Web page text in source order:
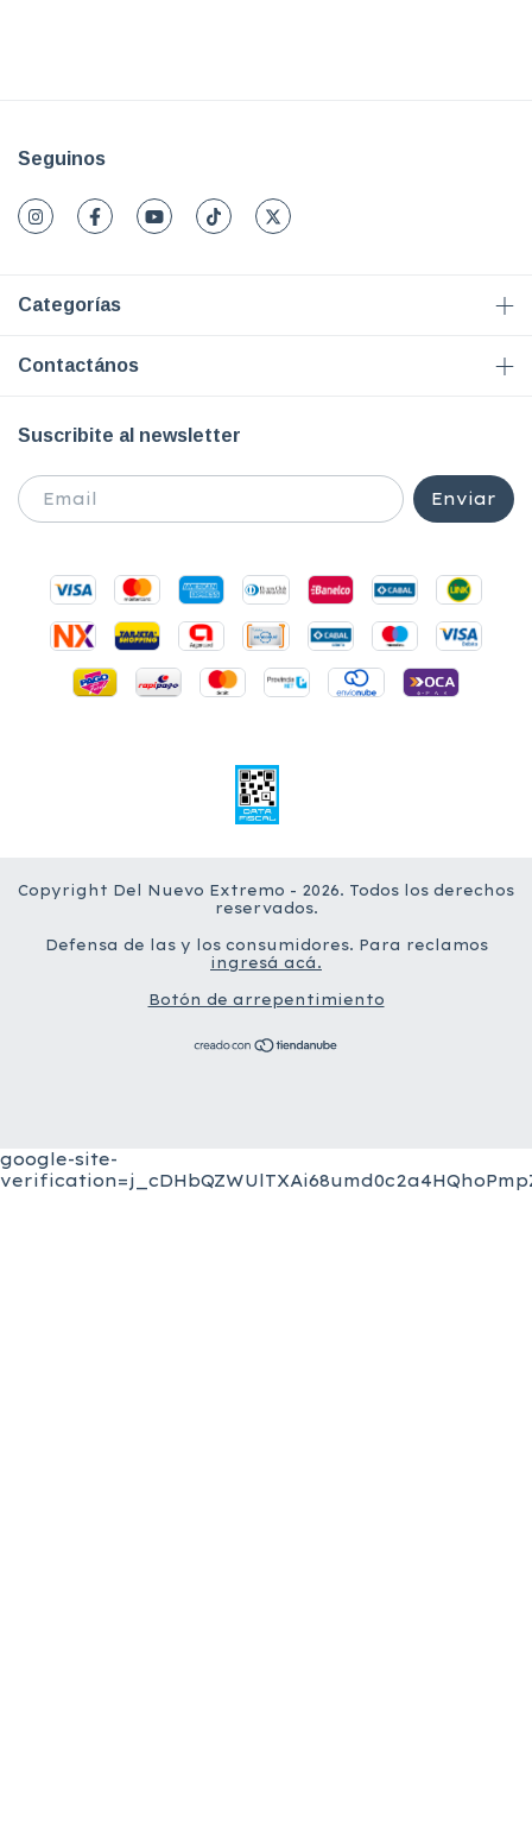
Seguinos
Categorías
Contactános
Suscribite al newsletter
Copyright Del Nuevo Extremo - 2026. Todos los derechos
reservados.
Defensa de las y los consumidores. Para reclamos
ingresá acá.
Botón de arrepentimiento
google-site-